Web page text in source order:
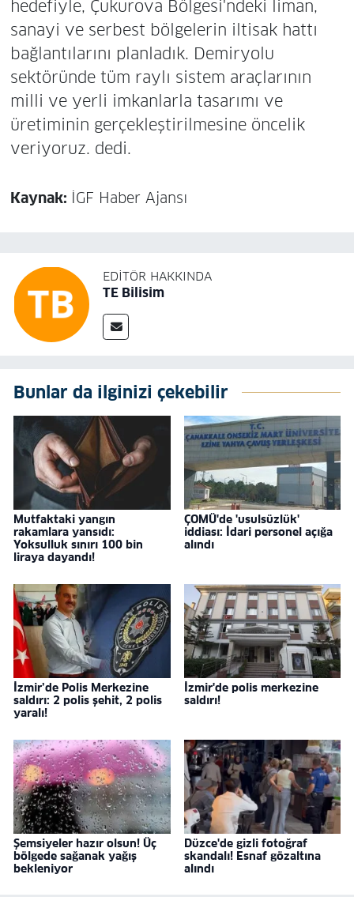
hedefiyle, Çukurova Bölgesi'ndeki liman,
sanayi ve serbest bölgelerin iltisak hattı
bağlantılarını planladık. Demiryolu
sektöründe tüm raylı sistem araçlarının
milli ve yerli imkanlarla tasarımı ve
üretiminin gerçekleştirilmesine öncelik
veriyoruz. dedi.
Kaynak: İGF Haber Ajansı
EDITÖR HAKKINDA
TE Bilisim
Bunlar da ilginizi çekebilir
Mutfaktaki yangın
rakamlara yansıdı:
Yoksulluk sınırı 100 bin
liraya dayandı!
ÇOMÜ'de 'usulsüzlük'
iddiası: İdari personel açığa
alındı
İzmir’de Polis Merkezine
saldırı: 2 polis şehit, 2 polis
yaralı!
İzmir'de polis merkezine
saldırı!
Şemsiyeler hazır olsun! Üç
bölgede sağanak yağış
bekleniyor
Düzce'de gizli fotoğraf
skandalı! Esnaf gözaltına
alındı